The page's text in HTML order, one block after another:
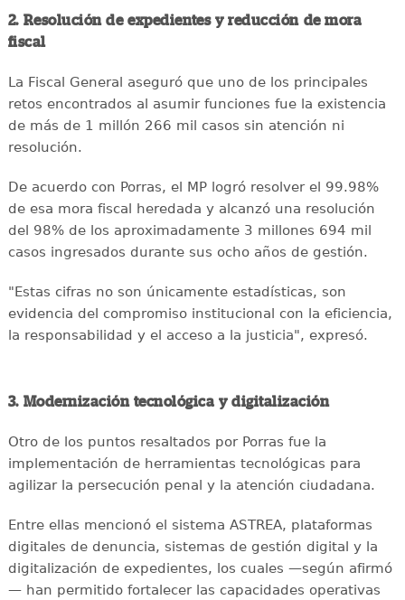
2. Resolución de expedientes y reducción de mora
fiscal
La Fiscal General aseguró que uno de los principales
retos encontrados al asumir funciones fue la existencia
de más de 1 millón 266 mil casos sin atención ni
resolución.
De acuerdo con Porras, el MP logró resolver el 99.98%
de esa mora fiscal heredada y alcanzó una resolución
del 98% de los aproximadamente 3 millones 694 mil
casos ingresados durante sus ocho años de gestión.
"Estas cifras no son únicamente estadísticas, son
evidencia del compromiso institucional con la eficiencia,
la responsabilidad y el acceso a la justicia", expresó.
3. Modernización tecnológica y digitalización
Otro de los puntos resaltados por Porras fue la
implementación de herramientas tecnológicas para
agilizar la persecución penal y la atención ciudadana.
Entre ellas mencionó el sistema ASTREA, plataformas
digitales de denuncia, sistemas de gestión digital y la
digitalización de expedientes, los cuales —según afirmó
— han permitido fortalecer las capacidades operativas